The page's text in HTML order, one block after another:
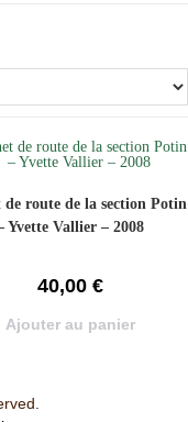
de route de la section Potin
Yvette Vallier – 2008
40,00 €
Ajouter au panier